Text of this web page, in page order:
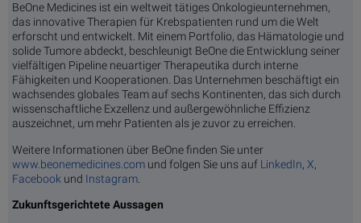
BeOne Medicines ist ein weltweit tätiges Onkologieunternehmen,
das innovative Therapien für Krebspatienten rund um die Welt
erforscht und entwickelt. Mit einem Portfolio, das Hämatologie und
solide Tumore abdeckt, beschleunigt BeOne die Entwicklung seiner
vielfältigen Pipeline neuartiger Therapeutika durch interne
Fähigkeiten und Kooperationen. Das Unternehmen beschäftigt ein
wachsendes globales Team auf sechs Kontinenten, das sich durch
wissenschaftliche Exzellenz und außergewöhnliche Effizienz
auszeichnet, um mehr Patienten als je zuvor zu erreichen.
Weitere Informationen über BeOne finden Sie unter
www.beonemedicines.com und folgen Sie uns auf LinkedIn, X,
Facebook und Instagram
Zukunftsgerichtete Aussagen